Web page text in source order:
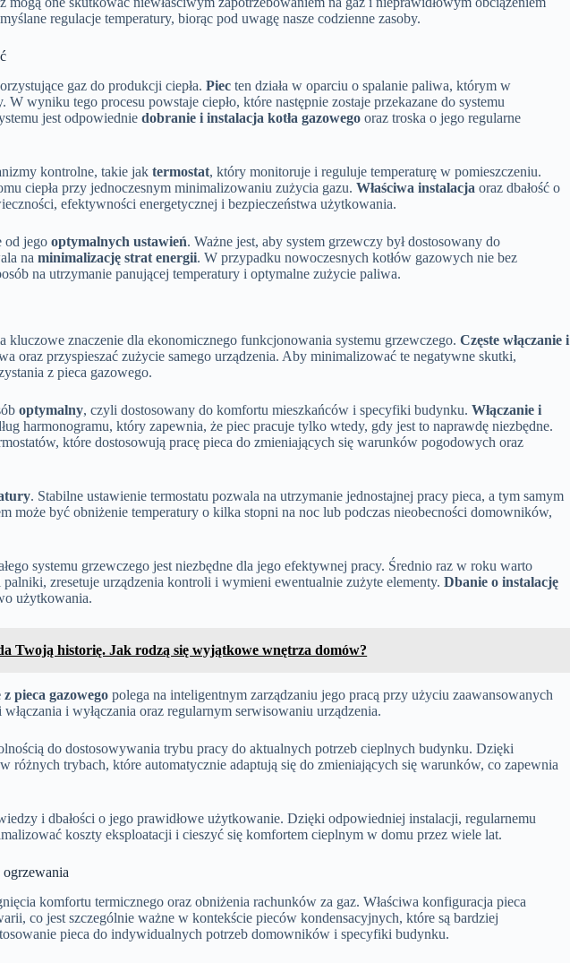
regulacje temperatury, biorąc pod uwagę nasze codzienne zasoby.
gaz do produkcji ciepła.Piec ten działa w oparciu o spalanie paliwa, którym w
wyniku tego procesu powstaje ciepło, które następnie zostaje przekazane do systemu
jest odpowiedniedobranie i instalacja kotła gazowego oraz troska o jego regularne
kontrolne, takie jaktermostat, który monitoruje i reguluje temperaturę w pomieszczeniu.
ciepła przy jednoczesnym minimalizowaniu zużycia gazu.Właściwa instalacja oraz dbałość o
efektywności energetycznej i bezpieczeństwa użytkowania.
od jegooptymalnych ustawień. Ważne jest, aby system grzewczy był dostosowany do
naminimalizację strat energii. W przypadku nowoczesnych kotłów gazowych nie bez
na utrzymanie panującej temperatury i optymalne zużycie paliwa.
kluczowe znaczenie dla ekonomicznego funkcjonowania systemu grzewczego.Częste włączanie i
oraz przyspieszać zużycie samego urządzenia. Aby minimalizować te negatywne skutki,
z pieca gazowego.
optymalny, czyli dostosowany do komfortu mieszkańców i specyfiki budynku.Włączanie i
harmonogramu, który zapewnia, że piec pracuje tylko wtedy, gdy jest to naprawdę niezbędne.
które dostosowują pracę pieca do zmieniających się warunków pogodowych oraz
. Stabilne ustawienie termostatu pozwala na utrzymanie jednostajnej pracy pieca, a tym samym
może być obniżenie temperatury o kilka stopni na noc lub podczas nieobecności domowników,
systemu grzewczego jest niezbędne dla jego efektywnej pracy. Średnio raz w roku warto
palniki, zresetuje urządzenia kontroli i wymieni ewentualnie zużyte elementy.Dbanie o instalację
użytkowania.
Twoją historię. Jak rodzą się wyjątkowe wnętrza domów?
pieca gazowego polega na inteligentnym zarządzaniu jego pracą przy użyciu zaawansowanych
i wyłączania oraz regularnym serwisowaniu urządzenia.
do dostosowywania trybu pracy do aktualnych potrzeb cieplnych budynku. Dzięki
różnych trybach, które automatycznie adaptują się do zmieniających się warunków, co zapewnia
i dbałości o jego prawidłowe użytkowanie. Dzięki odpowiedniej instalacji, regularnemu
koszty eksploatacji i cieszyć się komfortem cieplnym w domu przez wiele lat.
komfortu termicznego oraz obniżenia rachunków za gaz. Właściwa konfiguracja pieca
co jest szczególnie ważne w kontekście pieców kondensacyjnych, które są bardziej
pieca do indywidualnych potrzeb domowników i specyfiki budynku.